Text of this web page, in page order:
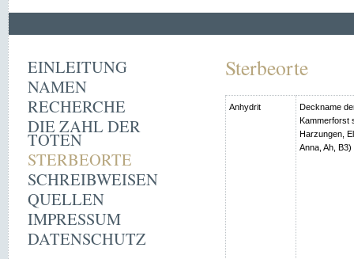
EINLEITUNG
NAMEN
RECHERCHE
DIE ZAHL DER
TOTEN
STERBEORTE
SCHREIBWEISEN
QUELLEN
IMPRESSUM
DATENSCHUTZ
Sterbeorte
Anhydrit
Deckname
Kammerforst
Harzungen,
Anna, Ah, B3)